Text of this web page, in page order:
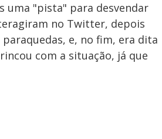
uma "pista" para desvendar
no Twitter, depois
e, no fim, era dita
com a situação, já que